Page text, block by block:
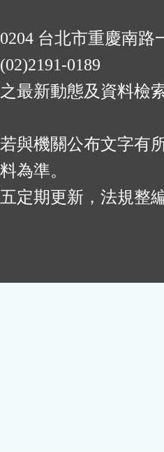
台北市重慶南路
0189
最新動態及資料檢
與機關公布文字有
為準。
定期更新，法規整